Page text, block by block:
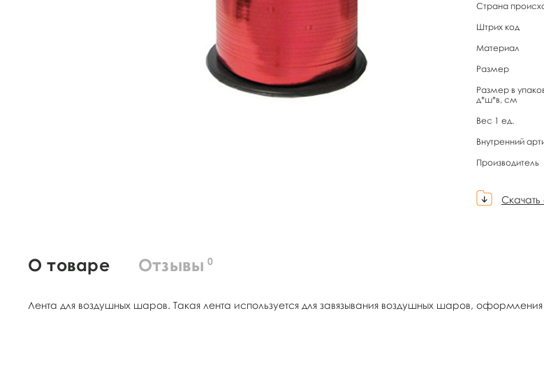
Страна
Штрих код
Материал
Размер
Размер в
д*ш*в, см
Вес 1 ед.
Внутренний
Производитель
О товаре Отзывы 0
Лента для воздушных шаров. Такая лента используется для завязывания воздушных шаров,